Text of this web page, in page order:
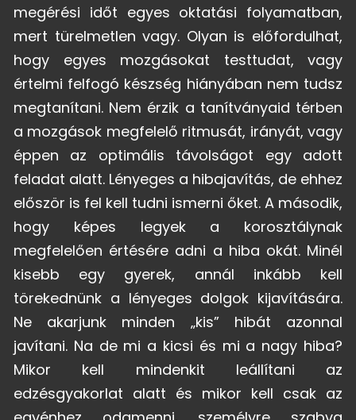
megérési időt egyes oktatási folyamatban,
mert türelmetlen vagy. Olyan is előfordulhat,
hogy egyes mozgásokat testtudat, vagy
értelmi felfogó készség hiányában nem tudsz
megtanítani. Nem érzik a tanítványaid térben
a mozgások megfelelő ritmusát, irányát, vagy
éppen az optimális távolságot egy adott
feladat alatt. Lényeges a hibajavítás, de ehhez
először is fel kell tudni ismerni őket. A második,
hogy képes legyek a korosztálynak
megfelelően értésére adni a hiba okát. Minél
kisebb egy gyerek, annál inkább kell
törekednünk a lényeges dolgok kijavítására.
Ne akarjunk minden „kis” hibát azonnal
javítani. Na de mi a kicsi és mi a nagy hiba?
Mikor kell mindenkit leállítani az
edzésgyakorlat alatt és mikor kell csak az